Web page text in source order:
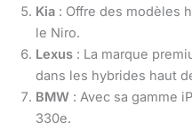
Kia : Offre des modèles
le Niro.
Lexus : La marque
dans les hybrides haut
BMW : Avec sa gamme
330e.